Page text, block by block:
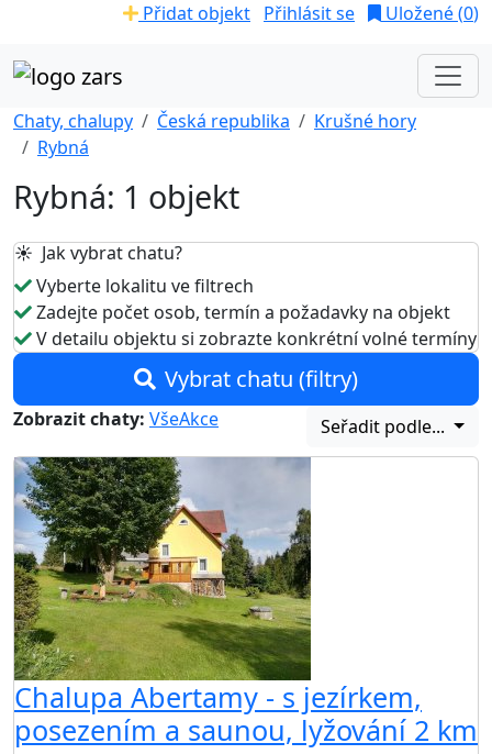
Přidat objekt Přihlásit se Uložené (0)
Chaty, chalupy Česká republika
Krušné hory
Rybná
Rybná: 1 objekt
☀️ Jak vybrat chatu?
Vyberte lokalitu ve filtrech
Zadejte počet osob, termín a požadavky na objekt
V detailu objektu si zobrazte konkrétní volné termíny
Vybrat chatu (filtry)
Zobrazit chaty: VšeAkce Seřadit podle...
Chalupa Abertamy - s jezírkem,
posezením a saunou, lyžování 2 km